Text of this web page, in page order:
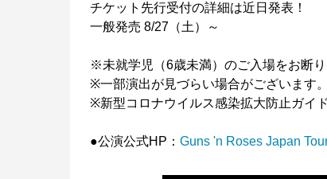
チケット先行受付の詳細は近日発表！
一般発売 8/27（土）～
※未就学児（6歳未満）のご入場をお断
※一部演出が見づらい場合がございます
※新型コロナウイルス感染拡大防止ガイ
●公演公式HP： Guns 'n Roses Japan